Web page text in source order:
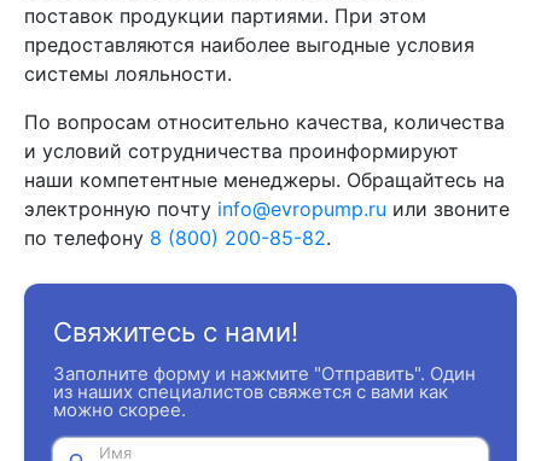
поставок продукции партиями. При этом
предоставляются наиболее выгодные условия
системы лояльности.
По вопросам относительно качества, количества
и условий сотрудничества проинформируют
наши компетентные менеджеры. Обращайтесь на
электронную почту info@evropump.ru или звоните
по телефону 8 (800) 200-85-82.
Свяжитесь с нами!
Заполните форму и нажмите "Отправить". Один
из наших специалистов свяжется с вами как
можно скорее.
Имя